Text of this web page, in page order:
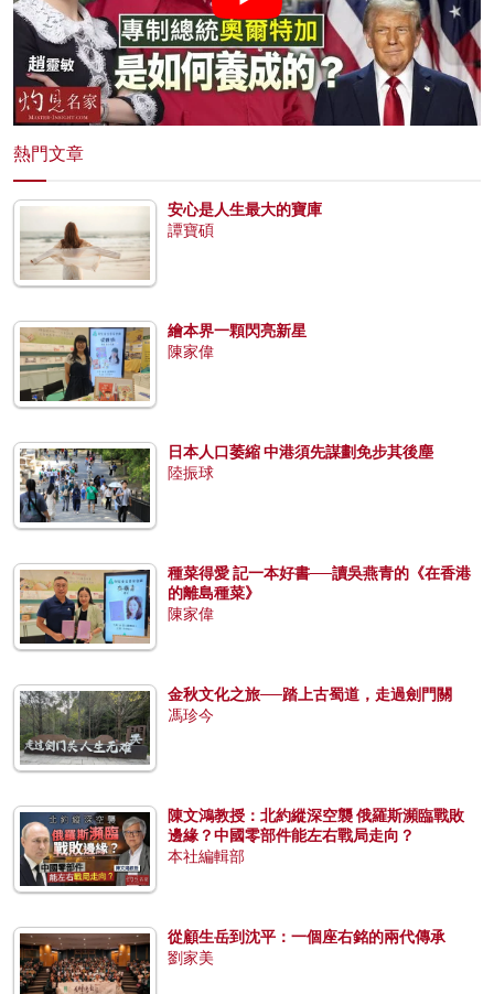
熱門文章
安心是人生最大的寶庫
譚寶碩
繪本界一顆閃亮新星
陳家偉
日本人口萎縮 中港須先謀劃免步其後塵
陸振球
種菜得愛 記一本好書──讀吳燕青的《在香港
的離島種菜》
陳家偉
金秋文化之旅──踏上古蜀道，走過劍門關
馮珍今
陳文鴻教授：北約縱深空襲 俄羅斯瀕臨戰敗
邊緣？中國零部件能左右戰局走向？
本社編輯部
從顧生岳到沈平：一個座右銘的兩代傳承
劉家美